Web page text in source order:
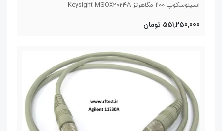
اسیلوسکوپ ۲۰۰ مگاهرتز Keysight MSOX2024A
551,250,000 تومان